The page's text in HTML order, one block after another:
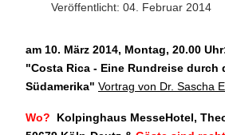
Veröffentlicht: 04. Februar 2014
am 10. März 2014, Montag, 20.00
"Costa Rica - Eine Rundreise durch
Südamerika" Vortrag von Dr. Sascha
Wo?
Kolpinghaus MesseHotel,